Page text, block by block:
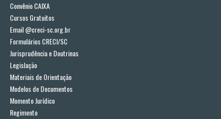
Convênio CAIXA
Cursos Gratuitos
Email @creci-sc.org.br
Formulários CRECI/SC
Jurisprudência e Doutrinas
Legislação
Materiais de Orientação
Modelos de Documentos
Momento Jurídico
Regimento